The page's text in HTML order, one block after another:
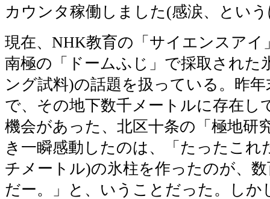
カウンタ稼働しました(感涙、とい
現在、NHK教育の「サイエンスアイ
南極の「ドームふじ」で採取された
ング試料)の話題を扱っている。昨
で、その地下数千メートルに存在し
機会があった、北区十条の「極地研
き一瞬感動したのは、「たったこれ
チメートル)の氷柱を作ったのが、
だー。」と、いうことだった。しか